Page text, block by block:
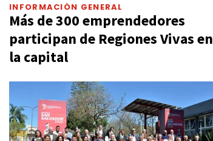
INFORMACIÓN GENERAL
Más de 300 emprendedores
participan de Regiones Vivas en
la capital